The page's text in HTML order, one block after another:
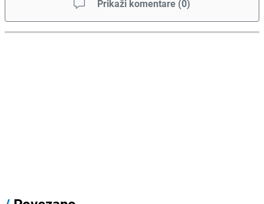
Prikaži komentare (0)